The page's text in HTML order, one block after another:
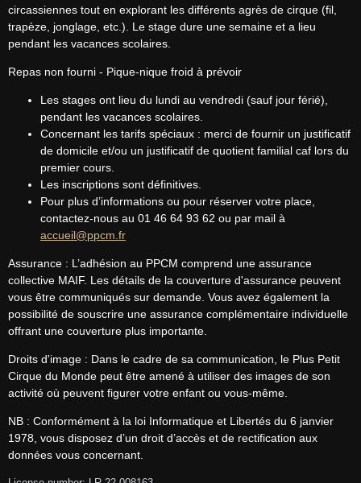
circassiennes tout en explorant les différents agrès de cirque (fil,
trapèze, jonglage, etc.). Le stage dure une semaine et a lieu
pendant les vacances scolaires.
Repas non fourni - Pique-nique froid à prévoir
Les stages ont lieu du lundi au vendredi (sauf jour férié),
pendant les vacances scolaires.
Concernant les tarifs spéciaux : merci de fournir un justificatif
de domicile et/ou un justificatif de quotient familial caf lors du
premier cours.
Les inscriptions sont définitives.
Pour plus d’informations ou pour réserver votre place,
contactez-nous au 01 46 64 93 62 ou par mail à
accueil@ppcm.fr
Assurance : L’adhésion au PPCM comprend une assurance
collective MAIF. Les détails de la couverture d'assurance peuvent
vous être communiqués sur demande. Vous avez également la
possibilité de souscrire une assurance complémentaire individuelle
offrant une couverture plus importante.
Droits d'image : Dans le cadre de sa communication, le Plus Petit
Cirque du Monde peut être amené à utiliser des images de son
activité où peuvent figurer votre enfant ou vous-même.
NB : Conformément à la loi Informatique et Libertés du 6 janvier
1978, vous disposez d’un droit d’accès et de rectification aux
données vous concernant.